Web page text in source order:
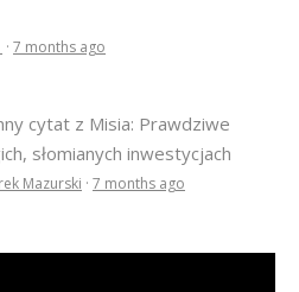
· 7 months ago
cytat z Misia: Prawdziwe
słomianych inwestycjach
Mazurski · 7 months ago